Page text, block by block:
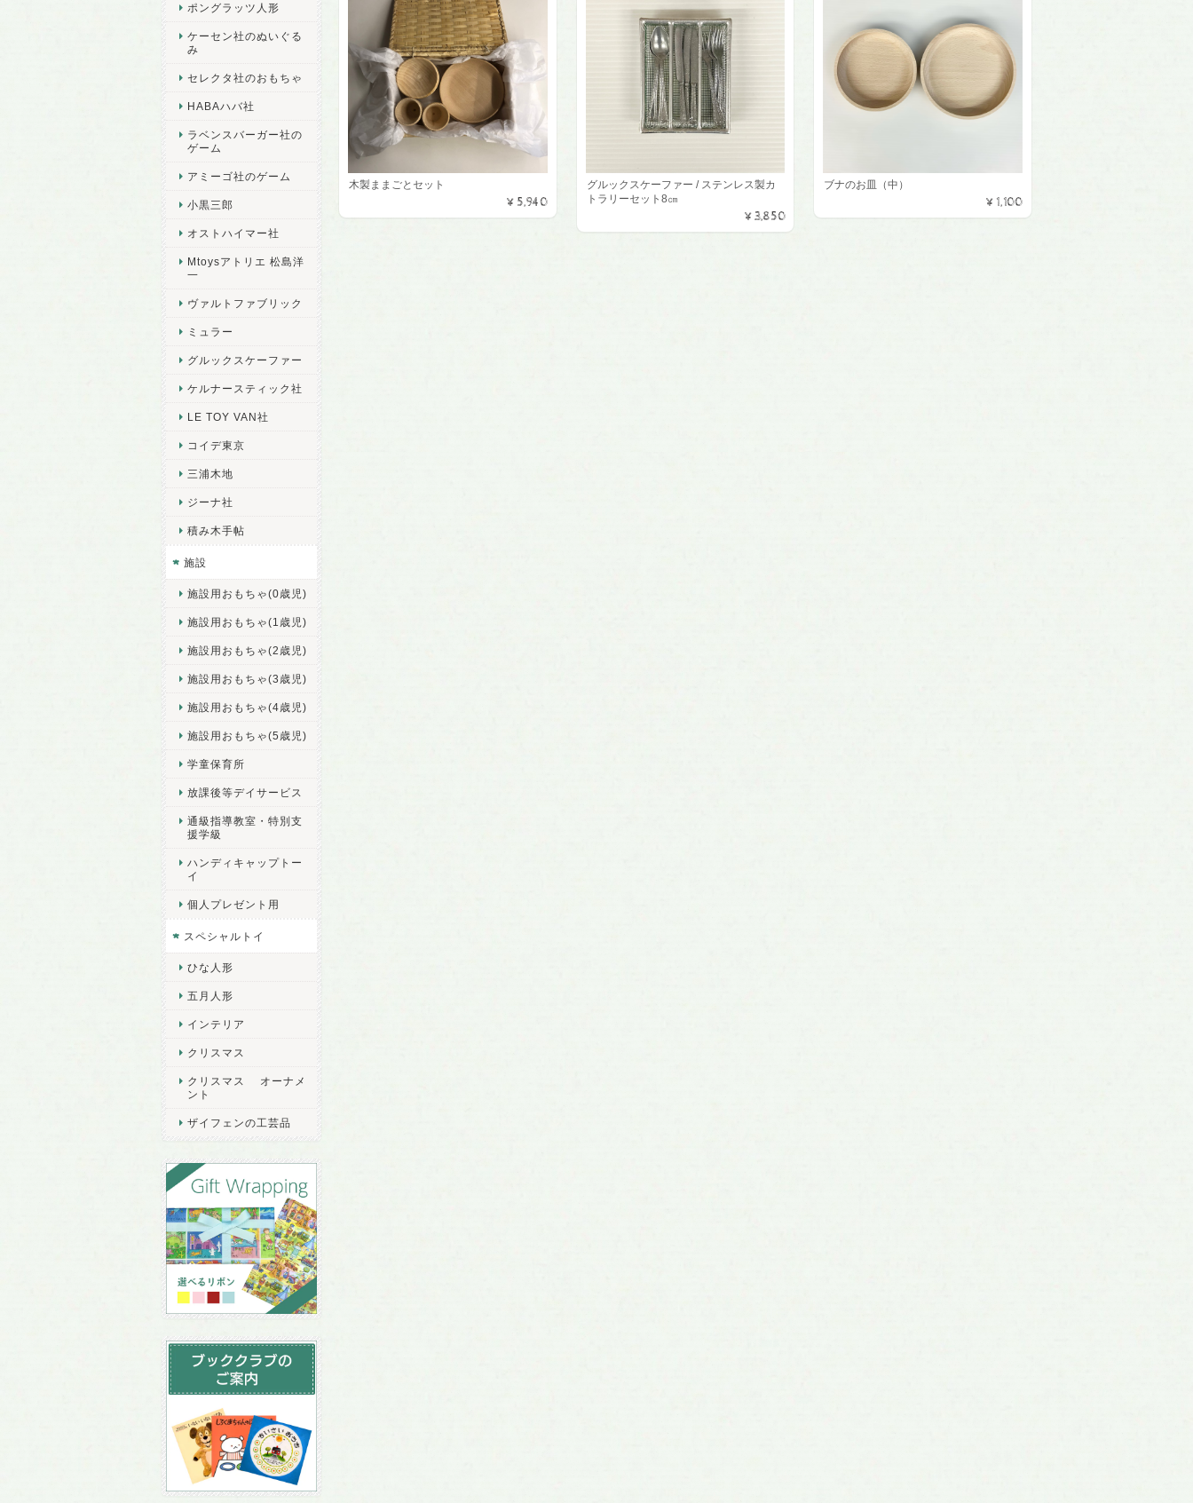
木製ままごとセット
¥5,940
グルックスケーファー / ステンレス製カ
トラリーセット8㎝
¥3,850
ブナのお皿（中）
¥1,100
ポングラッツ人形
ケーセン社のぬいぐる
み
セレクタ社のおもちゃ
HABAハバ社
ラベンスバーガー社の
ゲーム
アミーゴ社のゲーム
小黒三郎
オストハイマー社
Mtoysアトリエ 松島洋
一
ヴァルトファブリック
ミュラー
グルックスケーファー
ケルナースティック社
LE TOY VAN社
コイデ東京
三浦木地
ジーナ社
積み木手帖
施設
施設用おもちゃ(0歳児)
施設用おもちゃ(1歳児)
施設用おもちゃ(2歳児)
施設用おもちゃ(3歳児)
施設用おもちゃ(4歳児)
施設用おもちゃ(5歳児)
学童保育所
放課後等デイサービス
通級指導教室・特別支
援学級
ハンディキャップトー
イ
個人プレゼント用
スペシャルトイ
ひな人形
五月人形
インテリア
クリスマス
クリスマス オーナメ
ント
ザイフェンの工芸品